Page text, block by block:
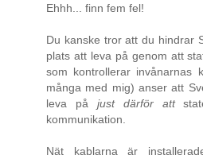
Ehhh... finn fem fel!
Du kanske tror att du hindrar
plats att leva på genom att
som kontrollerar invånarnas
många med mig) anser att
leva på just därför att
kommunikation.
Nät kablarna är